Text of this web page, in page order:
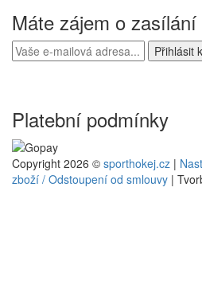
Máte zájem o zasílání
Platební podmínky
Copyright 2026 © sporthokej.cz |
zboží / Odstoupení od smlouvy |